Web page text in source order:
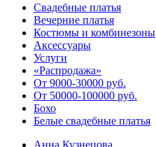
Свадебные платья
Вечерние платья
Костюмы и комбинезоны
Аксессуары
Услуги
«Распродажа»
От 9000-30000 руб.
От 50000-100000 руб.
Бохо
Белые свадебные платья
Анна Кузнецова